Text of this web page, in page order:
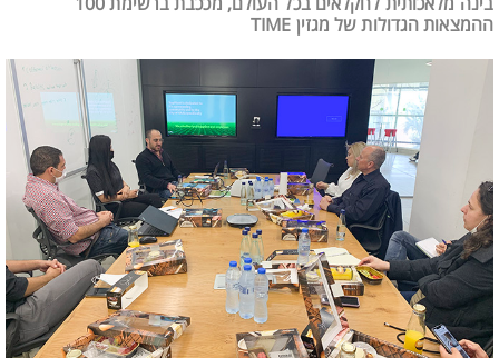
בינה מלאכותית לחקלאים בכל העולם, מככבת ברשימת 100
ההמצאות הגדולות של מגזין TIME